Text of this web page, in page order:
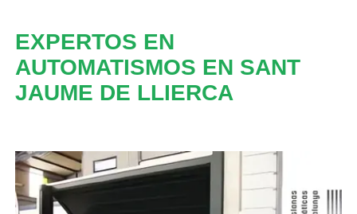
EXPERTOS EN
AUTOMATISMOS EN SANT
JAUME DE LLIERCA